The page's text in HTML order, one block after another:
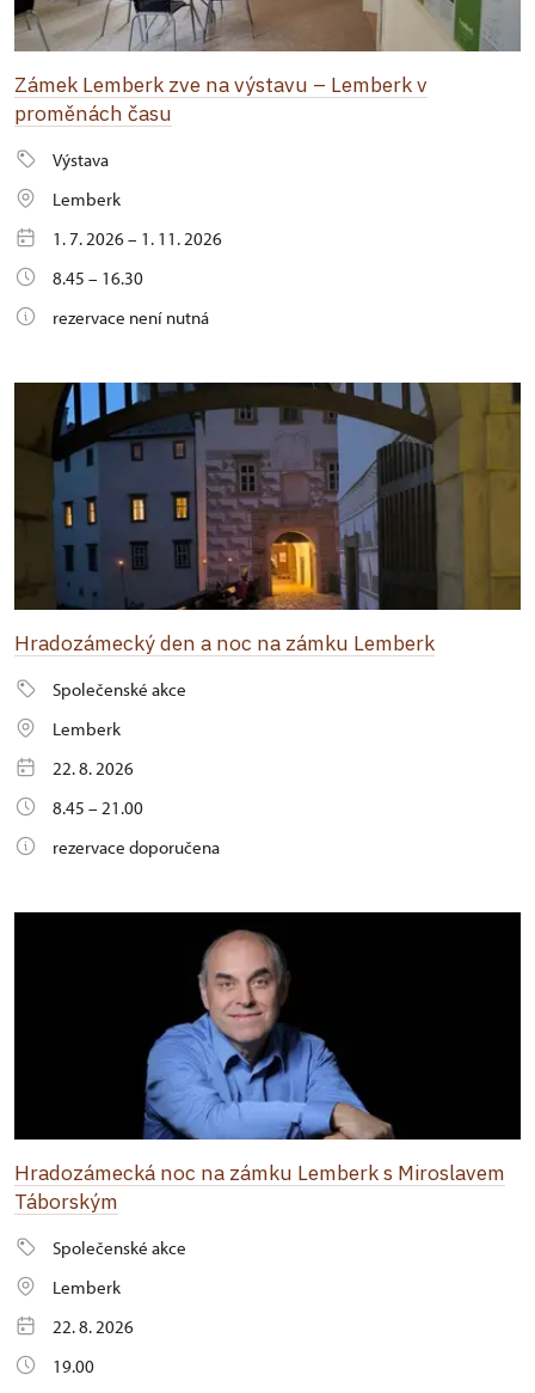
Zámek Lemberk zve na výstavu – Lemberk v
proměnách času
Výstava
Lemberk
1. 7. 2026 – 1. 11. 2026
8.45 – 16.30
rezervace není nutná
Hradozámecký den a noc na zámku Lemberk
Společenské akce
Lemberk
22. 8. 2026
8.45 – 21.00
rezervace doporučena
Hradozámecká noc na zámku Lemberk s Miroslavem
Táborským
Společenské akce
Lemberk
22. 8. 2026
19.00